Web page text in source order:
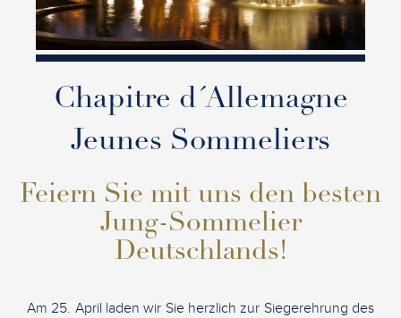
Chapitre d´Allemagne
Jeunes Sommeliers
Feiern Sie mit uns den besten
Jung-Sommelier
Deutschlands!
Am 25. April laden wir Sie herzlich zur Siegerehrung des